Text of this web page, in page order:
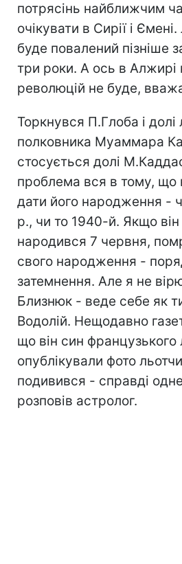
потрясінь найближчим
очікувати в Сирії і
буде повалений пізніше
три роки. А ось в Алжирі
революцій не буде,
Торкнувся П.Глоба і долі
полковника Муаммара
стосується долі
проблема вся в тому, що
дати його народження -
р., чи то 1940-й. Якщо він
народився 7 червня,
свого народження -
затемнення. Але я не
Близнюк - веде себе як
Водолій. Нещодавно
що він син французького
опублікували фото
подивився - справді
розповів астролог.